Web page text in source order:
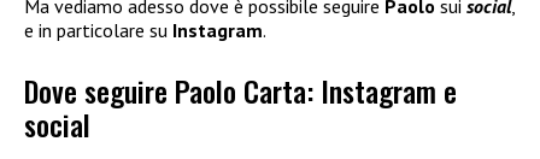
Ma vediamo adesso dove è possibile seguire Paolo sui social,
e in particolare su Instagram.
Dove seguire Paolo Carta: Instagram e
social